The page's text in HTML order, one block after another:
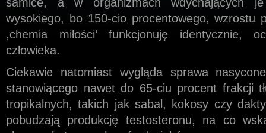
wysokiego, bo 150-cio procentowego, wzrostu
,chemia miłości’ funkcjonuję identycznie,
człowieka.
Ciekawie natomiast wygląda sprawa
stanowiącego nawet do 65-ciu procent frakcji
tropikalnych, takich jak sabal, kokosy czy
pobudzają produkcję testosteronu, na co